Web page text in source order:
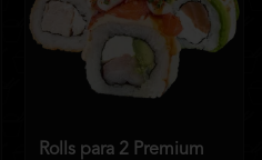
Rolls para 2 Premium